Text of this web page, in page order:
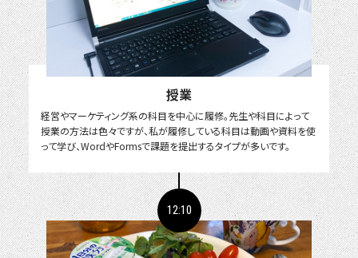
授業
経営やマーケティング系の科目を中心に履修。先生や科目によって
授業の方法は色々ですが、私が履修している科目は動画や資料を使
って学び、WordやFormsで課題を提出するタイプが多いです。
12:10